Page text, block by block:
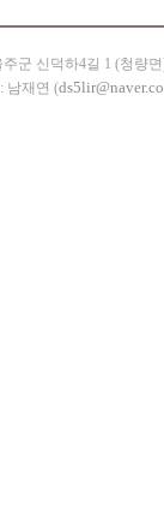
군 신덕하4길 1 (청량
남재연 (